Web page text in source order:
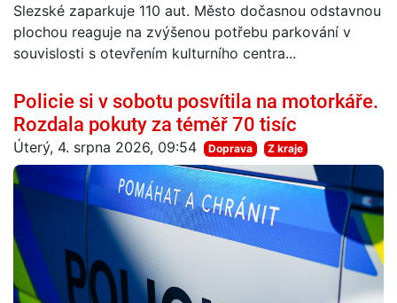
Slezské zaparkuje 110 aut. Město dočasnou odstavnou
plochou reaguje na zvýšenou potřebu parkování v
souvislosti s otevřením kulturního centra...
Policie si v sobotu posvítila na motorkáře.
Rozdala pokuty za téměř 70 tisíc
Úterý, 4. srpna 2026, 09:54 Doprava Z kraje